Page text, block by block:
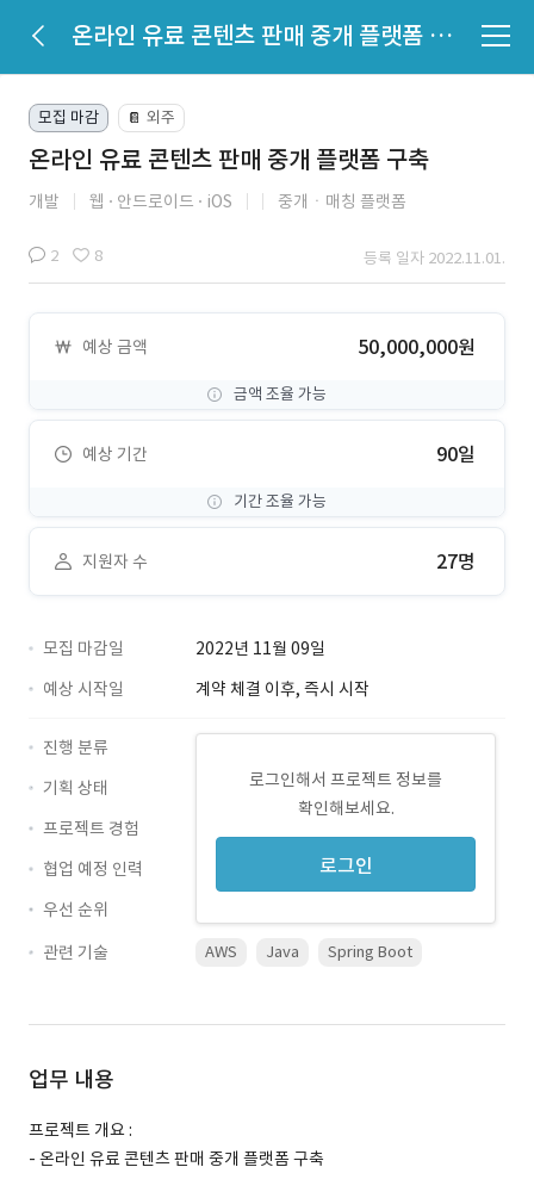
온라인 유료 콘텐츠 판매 중개 플랫폼 구축
모집 마감 📔 외주
온라인 유료 콘텐츠 판매 중개 플랫폼 구축
개발 웹 안드로이드 iOS 중개ㆍ매칭 플랫폼
2 8 등록 일자 2022.11.01.
예상 금액 50,000,000원
금액 조율 가능
예상 기간 90일
기간 조율 가능
지원자 수 27명
모집 마감일
2022년 11월 09일
예상 시작일
계약 체결 이후, 즉시 시작
로그인해서 프로젝트 정보를
확인해보세요.
로그인
진행 분류
기획 상태
프로젝트 경험
협업 예정 인력
우선 순위
관련 기술
AWS Java Spring Boot
업무 내용
프로젝트 개요 :
- 온라인 유료 콘텐츠 판매 중개 플랫폼 구축